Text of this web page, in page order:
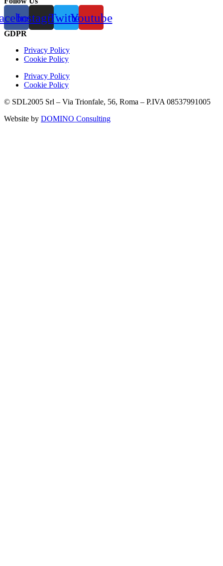
InstagramTwitterYoutube
GDPR
Privacy Policy
Cookie Policy
Privacy Policy
Cookie Policy
© SDL2005 Srl – Via Trionfale, 56, Roma – P.IVA 08537991005
Website by DOMINO Consulting